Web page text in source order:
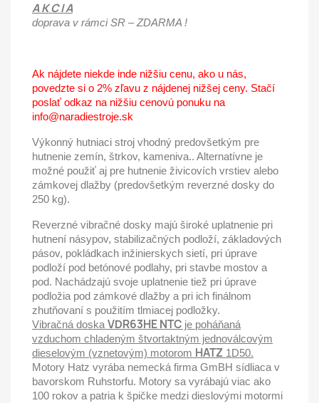
A K C I A
doprava v rámci SR – ZDARMA !
Ak nájdete niekde inde nižšiu cenu, ako u nás,
povedzte si o 2% zľavu z nájdenej nižšej ceny. Stačí
poslať odkaz na nižšiu cenovú ponuku na
info@naradiestroje.sk
Výkonný hutniaci stroj vhodný predovšetkým pre
hutnenie zemín, štrkov, kameniva.. Alternatívne je
možné použiť aj pre hutnenie živicovích vrstiev alebo
zámkovej dlažby (predovšetkým reverzné dosky do
250 kg).
Reverzné vibračné dosky majú široké uplatnenie pri
hutnení násypov, stabilizačných podloží, základových
pásov, pokládkach inžinierskych sietí, pri úprave
podloží pod betónové podlahy, pri stavbe mostov a
pod. Nachádzajú svoje uplatnenie tiež pri úprave
podložia pod zámkové dlažby a pri ich finálnom
zhutňovaní s použitím tlmiacej podložky.
Vibračná doska VDR63HE NTC je poháňaná
vzduchom chladeným štvortaktným jednoválcovým
dieselovým (vznetovým) motorom HATZ 1D50.
Motory Hatz vyrába nemecká firma GmBH sídliaca v
bavorskom Ruhstorfu. Motory sa vyrábajú viac ako
100 rokov a patria k špičke medzi dieslovými motormi